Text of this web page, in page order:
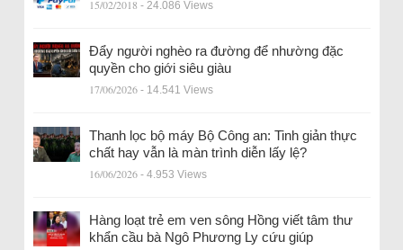
15/02/2018 - 24.086 Views
Đẩy người nghèo ra đường để nhường đặc
quyền cho giới siêu giàu
17/06/2026 - 14.541 Views
Thanh lọc bộ máy Bộ Công an: Tinh giản thực
chất hay vẫn là màn trình diễn lấy lệ?
16/06/2026 - 4.953 Views
Hàng loạt trẻ em ven sông Hồng viết tâm thư
khẩn cầu bà Ngô Phương Ly cứu giúp